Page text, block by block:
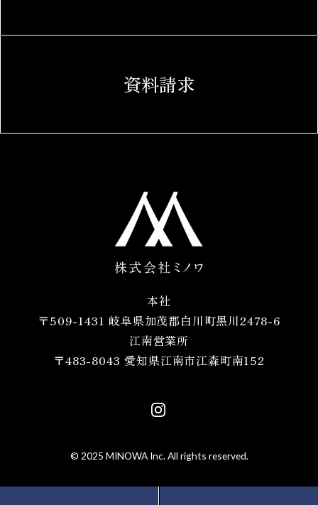
資料請求
本社
〒509-1431 岐阜県加茂郡白川町黒川2478-6
江南営業所
〒483-8043 愛知県江南市江森町南152
© 2025 MINOWA Inc. All rights reserved.